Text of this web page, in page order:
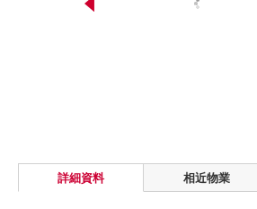
詳細資料 相近物業